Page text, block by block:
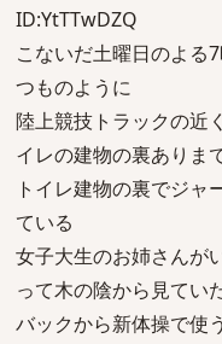
ID:YtTTwDZQ
こないだ土曜日のよる
つものように
陸上競技トラックの近
イレの建物の裏ありま
トイレ建物の裏でジャ
ている
女子大生のお姉さんが
って木の陰から見てい
バックから新体操で使